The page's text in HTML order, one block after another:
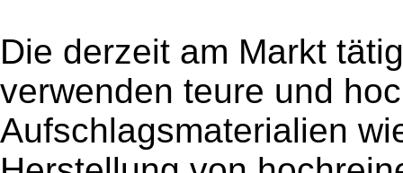
Die derzeit am Markt
verwenden teure und
Aufschlagsmaterialien